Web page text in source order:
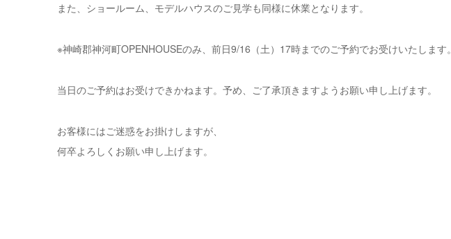
また、ショールーム、モデルハウスのご見学も同様に休業となります。
※神崎郡神河町OPENHOUSEのみ、前日9/16（土）17時までのご予約でお受けいたします。
当日のご予約はお受けできかねます。予め、ご了承頂きますようお願い申し上げます。
お客様にはご迷惑をお掛けしますが、
何卒よろしくお願い申し上げます。